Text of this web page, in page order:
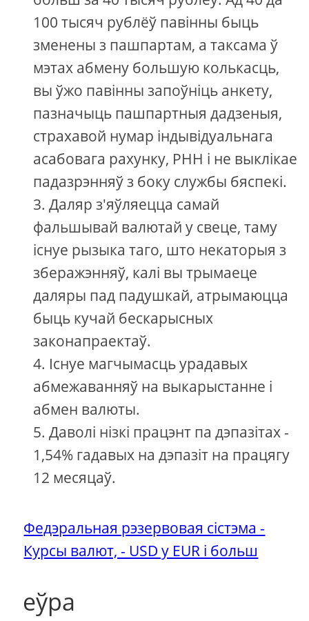
100 тысяч рублёў павінны быць
зменены з пашпартам, а таксама ў
мэтах абмену большую колькасць,
вы ўжо павінны запоўніць анкету,
пазначыць пашпартныя дадзеныя,
страхавой нумар індывідуальнага
асабовага рахунку, РНН і не выклікае
падазрэнняў з боку службы бяспекі.
Даляр з'яўляецца самай
фальшывай валютай у свеце, таму
існуе рызыка таго, што некаторыя з
зберажэнняў, калі вы трымаеце
даляры пад падушкай, атрымаюцца
быць кучай бескарысных
законапраектаў.
Існуе магчымасць урадавых
абмежаванняў на выкарыстанне і
абмен валюты.
Даволі нізкі працэнт па дэпазітах -
1,54% гадавых на дэпазіт на працягу
12 месяцаў.
Федэральная рэзервовая сістэма -
Курсы валют, - USD у EUR і больш
еўра